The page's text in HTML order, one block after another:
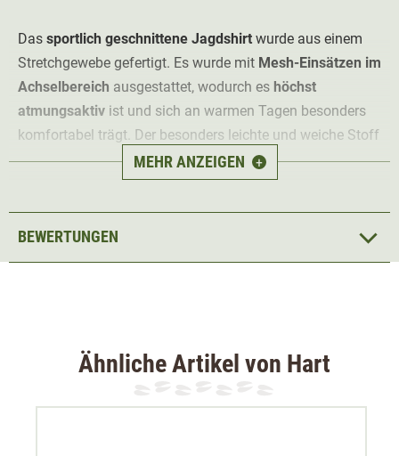
Das sportlich geschnittene Jagdshirt wurde aus einem
Stretchgewebe gefertigt. Es wurde mit Mesh-Einsätzen im
Achselbereich ausgestattet, wodurch es höchst
atmungsaktiv ist und sich an warmen Tagen besonders
komfortabel trägt. Der besonders leichte und weiche Stoff
trägt sich besonders angenehm auf der Haut.
MEHR ANZEIGEN +
BEWERTUNGEN
Ähnliche Artikel von Hart